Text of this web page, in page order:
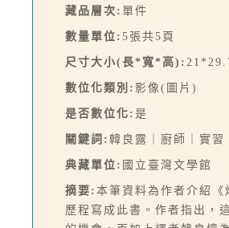
藏品層次: 單件
數量單位: 5張共5頁
尺寸大小(長*寬*高):
數位化類別: 影像(圖片)
是否數位化: 是
關鍵詞: 韓良露｜廚師｜實習
典藏單位: 國立臺灣文學館
摘要: 本筆資料為作者介紹
歷程寫成此書。作者指出，